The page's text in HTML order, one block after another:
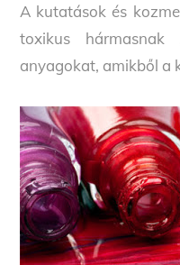
A kutatások és
toxikus hármasnak
anyagokat, amikből a